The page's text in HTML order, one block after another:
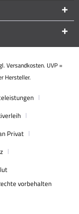
Versandkosten. UVP =
Hersteller.
Privat
vorbehalten